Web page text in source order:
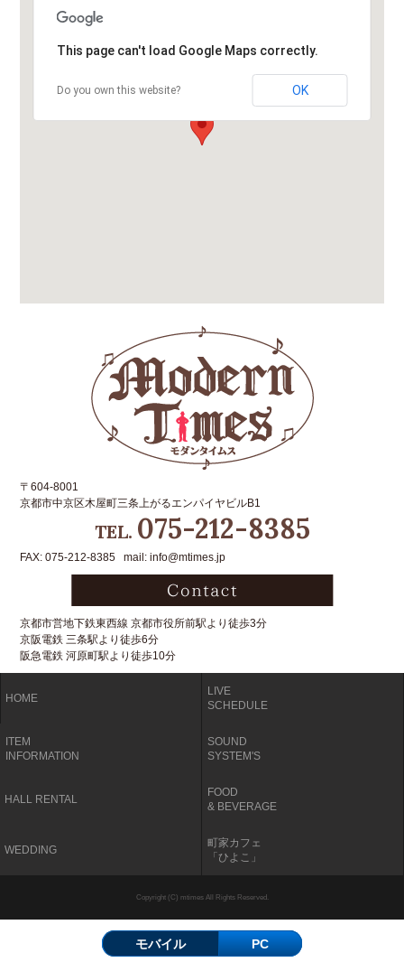
This page can't load Google Maps correctly.
Do you own this website? OK
〒604-8001
京都市中京区木屋町三条上がるエンパイヤビルB1
TEL. 075-212-8385
FAX: 075-212-8385 mail: info@mtimes.jp
京都市営地下鉄東西線 京都市役所前駅より徒歩3分
京阪電鉄 三条駅より徒歩6分
阪急電鉄 河原町駅より徒歩10分
HOME
LIVE
SCHEDULE
ITEM
INFORMATION
SOUND
SYSTEM'S
HALL RENTAL
FOOD
& BEVERAGE
WEDDING
町家カフェ
「ひよこ」
Copyright (C) mtimes All Rights Reserved.
モバイル PC